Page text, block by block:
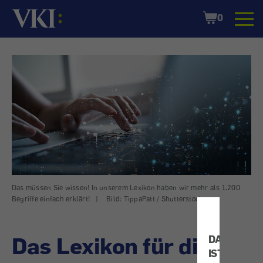
IST
Startseite
Shopping
Cart
0
Das müssen Sie wissen! In unserem Lexikon haben wir mehr als 1.200
Begriffe einfach erklärt!
| Bild: TippaPatt / Shutterstock.com
Das Lexikon für die